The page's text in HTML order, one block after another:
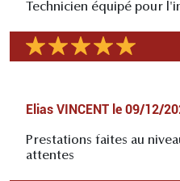
Technicien équipé pour
Elias VINCENT le 09/12/
Prestations faites au
attentes